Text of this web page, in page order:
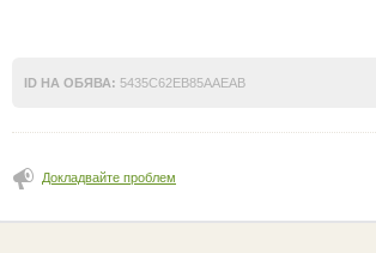
ID НА ОБЯВА: 5435C62EB85AAEAB
Докладвайте проблем